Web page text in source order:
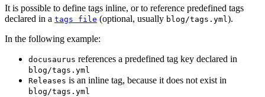
It is possible to define tags inline, or to reference predefined tags
declared in a tags file (optional, usually blog/tags.yml).
In the following example:
docusaurus references a predefined tag key declared in
blog/tags.yml
Releases is an inline tag, because it does not exist in
blog/tags.yml